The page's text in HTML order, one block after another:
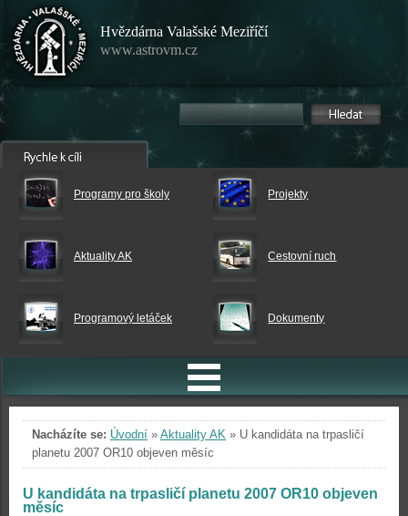
Hvězdárna Valašské Meziříčí
www.astrovm.cz
Programy pro školy Projekty
Aktuality AK Cestovní ruch
Programový letáček Dokumenty
Nacházíte se: Úvodní » Aktuality AK » U kandidáta na trpasličí
planetu 2007 OR10 objeven měsíc
U kandidáta na trpasličí planetu 2007 OR10 objeven
měsíc